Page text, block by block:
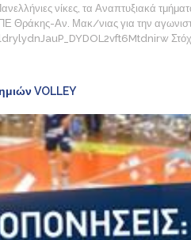
νίκες, τα Αναπτυξιακά
Θράκης-Αν. Μακ/νιας για την
Στόχος
VOLLEY